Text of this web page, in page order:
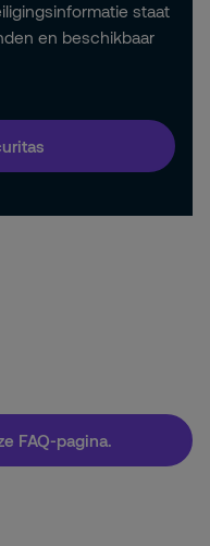
staat
en beschikbaar
FAQ-pagina.